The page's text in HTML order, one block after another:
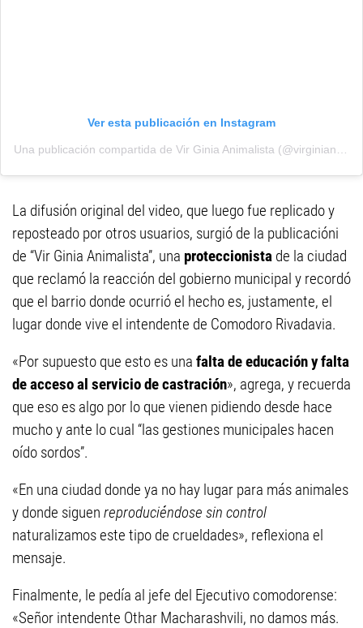
Ver esta publicación en Instagram
La difusión original del video, que luego fue replicado y
reposteado por otros usuarios, surgió de la publicacióni
de “Vir Ginia Animalista”, una proteccionista de la ciudad
que reclamó la reacción del gobierno municipal y recordó
que el barrio donde ocurrió el hecho es, justamente, el
lugar donde vive el intendente de Comodoro Rivadavia.
«Por supuesto que esto es una falta de educación y falta
de acceso al servicio de castración», agrega, y recuerda
que eso es algo por lo que vienen pidiendo desde hace
mucho y ante lo cual “las gestiones municipales hacen
oído sordos”.
«En una ciudad donde ya no hay lugar para más animales
y donde siguen reproduciéndose sin control
naturalizamos este tipo de crueldades», reflexiona el
mensaje.
Finalmente, le pedía al jefe del Ejecutivo comodorense:
«Señor intendente Othar Macharashvili, no damos más.